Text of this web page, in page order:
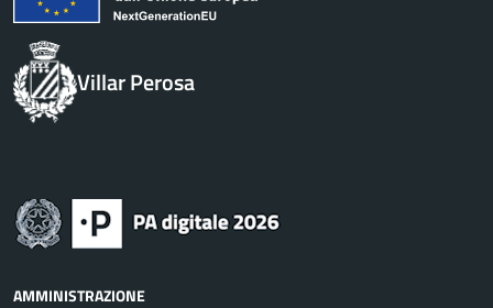
Villar Perosa
AMMINISTRAZIONE